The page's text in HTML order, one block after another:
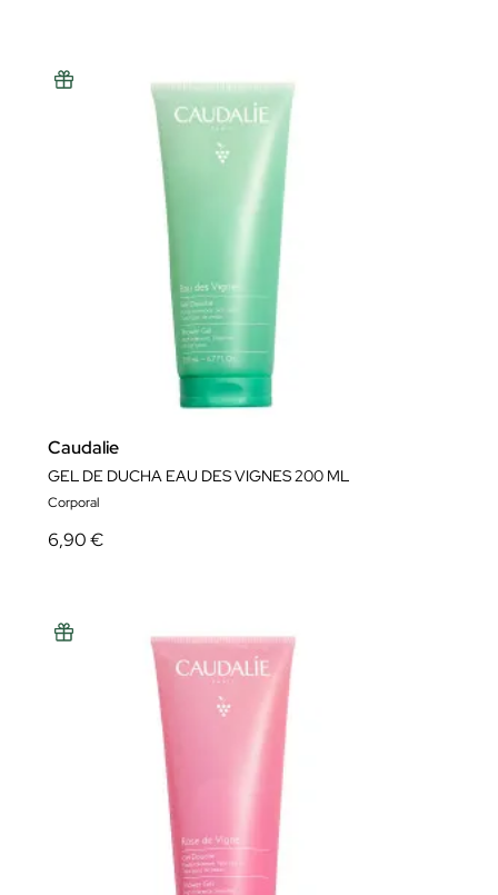
Caudalie
GEL DE DUCHA EAU DES VIGNES 200 ML
Corporal
6,90 €